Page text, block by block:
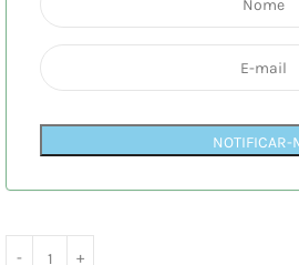
NOTIFICAR-